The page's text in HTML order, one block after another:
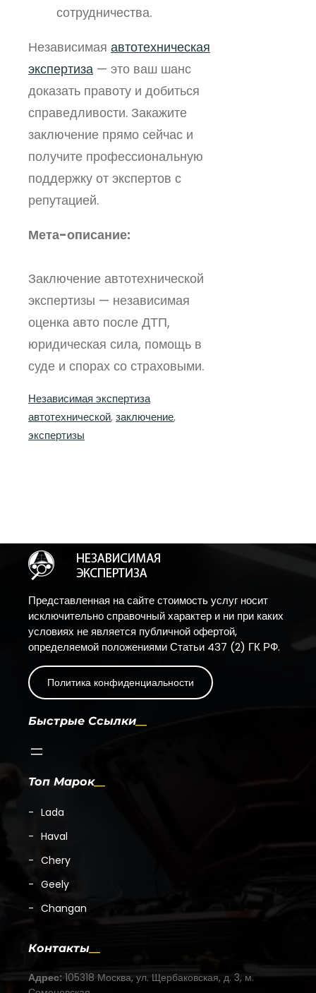
сотрудничества.
Независимая автотехническая
экспертиза — это ваш шанс
доказать правоту и добиться
справедливости. Закажите
заключение прямо сейчас и
получите профессиональную
поддержку от экспертов с
репутацией.
Мета-описание:
Заключение автотехнической
экспертизы — независимая
оценка авто после ДТП,
юридическая сила, помощь в
суде и спорах со страховыми.
Независимая экспертиза
автотехнической, заключение
экспертизы
Представленная на сайте стоимость услуг носит
исключительно справочный характер и ни при каких
условиях не является публичной офертой,
определяемой положениями Статьи 437 (2) ГК РФ.
Политика конфиденциальности
Быстрые Ссылки
Топ Марок
Lada
Haval
Chery
Geely
Changan
Контакты
Адрес: 105318 Москва, ул. Щербаковская, д. 3, м.